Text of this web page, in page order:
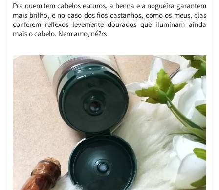
Pra quem tem cabelos escuros, a henna e a nogueira garantem
mais brilho, e no caso dos fios castanhos, como os meus, elas
conferem reflexos levemente dourados que iluminam ainda
mais o cabelo. Nem amo, né?rs